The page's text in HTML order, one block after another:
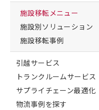
施設移転メニュー
施設別ソリューション
施設移転事例
引越サービス
トランクルームサービス
サプライチェーン最適化
物流事例を探す